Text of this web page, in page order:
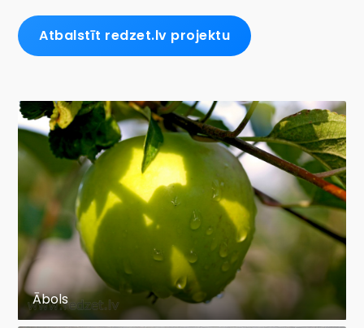
Atbalstīt redzet.lv projektu
Ābols